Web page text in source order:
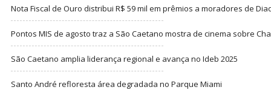
Nota Fiscal de Ouro distribui R$ 59 mil em prêmios a moradores de
Pontos MIS de agosto traz a São Caetano mostra de cinema sobre
São Caetano amplia liderança regional e avança no Ideb 2025
Santo André refloresta área degradada no Parque Miami